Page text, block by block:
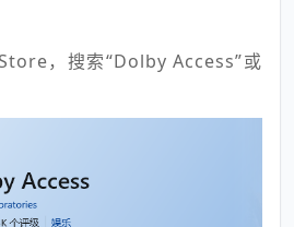
，搜索“Dolby Access”或